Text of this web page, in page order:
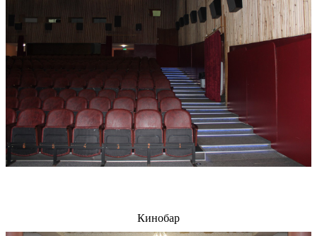
Кинобар